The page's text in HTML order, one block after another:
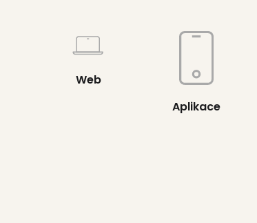
Web
Aplikace